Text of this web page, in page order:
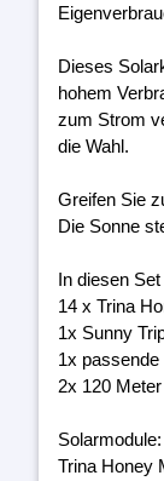
Dieses
hohem
zum Strom
die Wahl.
Greifen Sie
Die Sonne
In diesen
14 x Trina
1x Sunny
1x
2x 120
Solarmodule:
Trina Honey